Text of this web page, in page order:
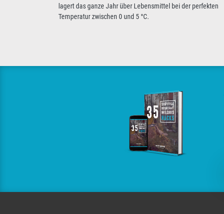
lagert das ganze Jahr über Lebensmittel bei der perfekten
Temperatur zwischen 0 und 5 °C.